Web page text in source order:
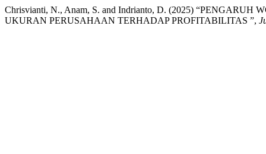
Chrisvianti, N., Anam, S. and Indrianto, D. (2025)
UKURAN PERUSAHAAN TERHADAP PROFITABILITAS ”,